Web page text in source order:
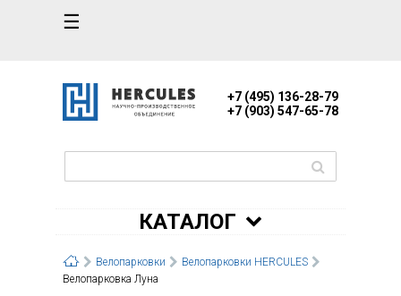
☰
+7 (495) 136-28-79
+7 (903) 547-65-78
КАТАЛОГ
Велопарковки
Велопарковки HERCULES
Велопарковка Луна